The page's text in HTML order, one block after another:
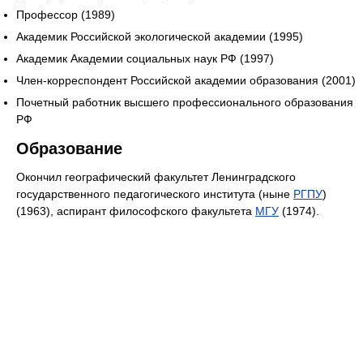
Профессор (1989)
Академик Российской экологической академии (1995)
Академик Академии социальных наук РФ (1997)
Член-корреспондент Российской академии образования (2001)
Почетный работник высшего профессионального образования
РФ
Образование
Окончил географический факультет Ленинградского
государственного педагогического института (ныне РГПУ)
(1963), аспирант философского факультета МГУ (1974).